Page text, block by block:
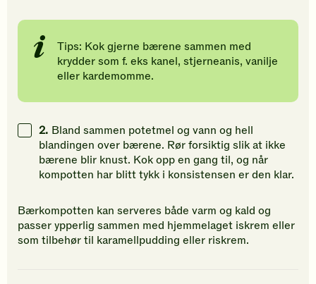
Tips: Kok gjerne bærene sammen med
krydder som f. eks kanel, stjerneanis, vanilje
eller kardemomme.
2. Bland sammen potetmel og vann og hell
blandingen over bærene. Rør forsiktig slik at ikke
bærene blir knust. Kok opp en gang til, og når
kompotten har blitt tykk i konsistensen er den klar.
Bærkompotten kan serveres både varm og kald og
passer ypperlig sammen med hjemmelaget iskrem eller
som tilbehør til karamellpudding eller riskrem.